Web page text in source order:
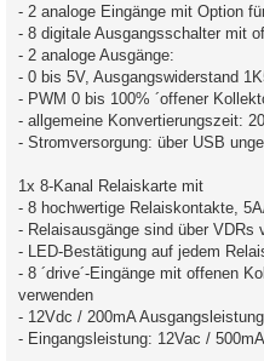
- 2 analoge Eingänge mit Option
- 8 digitale Ausgangsschalter mit
- 2 analoge Ausgänge:
- 0 bis 5V, Ausgangswiderstand
- PWM 0 bis 100% ´offener
- allgemeine Konvertierungszeit:
- Stromversorgung: über USB
1x 8-Kanal Relaiskarte mit
- 8 hochwertige Relaiskontakte,
- Relaisausgänge sind über VDRs
- LED-Bestätigung auf jedem
- 8 ´drive´-Eingänge mit offenen
verwenden
- 12Vdc / 200mA Ausgangsleistung
- Eingangsleistung: 12Vac /